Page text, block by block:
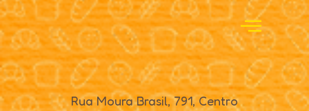
Rua Moura Brasil, 791, Centro